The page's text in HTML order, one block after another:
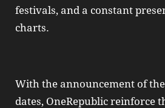
festivals, and a constant
charts.
With the announcement of
dates, OneRepublic reinforce